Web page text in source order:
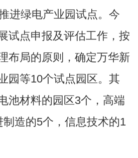
进绿电产业园试点。今
试点申报及评估工作，按
布局的原则，确定万华新
园等10个试点园区。其
池材料的园区3个，高端
造的5个，信息技术的1